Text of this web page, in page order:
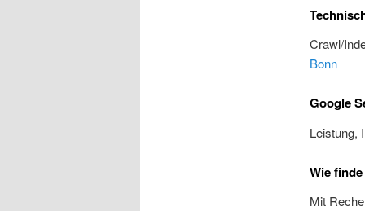
Crawl/
Bonn
Google
Leistung,
Wie
Mit